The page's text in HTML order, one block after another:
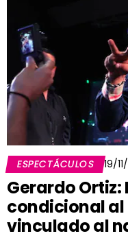
ESPECTÁCULOS 19/
Gerardo
condicional
vinculado al